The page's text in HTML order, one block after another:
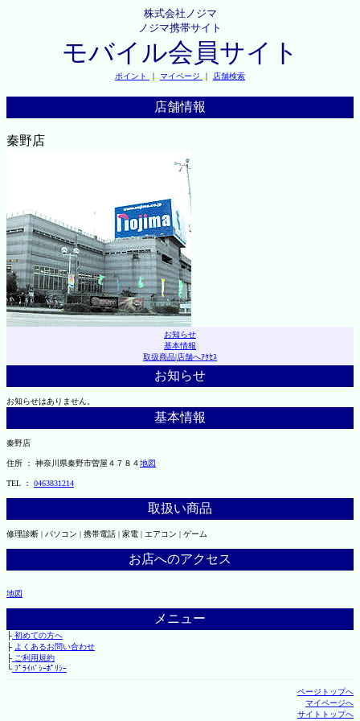
株式会社ノジマ
ノジマ携帯サイト
モバイル会員サイト
ポイント ｜ マイページ ｜ 店舗検索
店舗情報
秦野店
お知らせ
基本情報
取扱商品|店舗へｱｸｾｽ
お知らせ
お知らせはありません。
基本情報
秦野店
住所 ： 神奈川県秦野市曽屋４７８４地図
TEL ： 0463831214
取扱い商品
修理診断 | パソコン | 携帯電話 | 家電 | エアコン | ゲーム
お店へのアクセス
地図
メニュー
├初めての方へ
├ よくあるお問い合わせ
├ご利用規約
└ﾌﾟﾗｲﾊﾞｼｰﾎﾟﾘｼｰ
ページトップへ
マイページへ
サイトトップへ